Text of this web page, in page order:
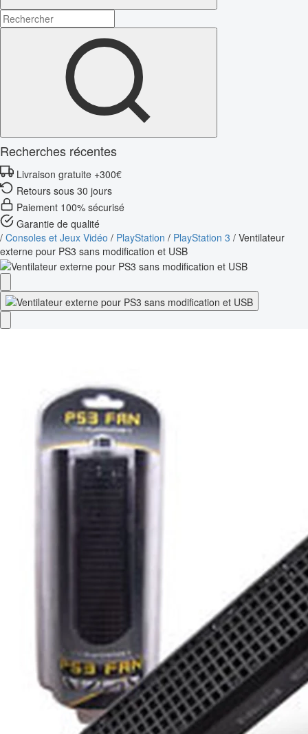
Recherches récentes
Livraison gratuite +300€
Retours sous 30 jours
Paiement 100% sécurisé
Garantie de qualité
/ Consoles et Jeux Vidéo / PlayStation / PlayStation 3 / Ventilateur
externe pour PS3 sans modification et USB